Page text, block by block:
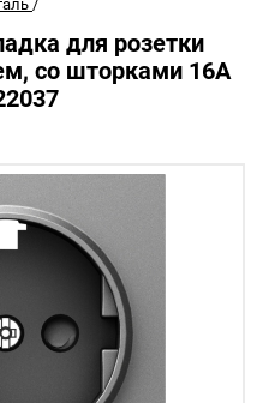
/
для розетки
со шторками 16A